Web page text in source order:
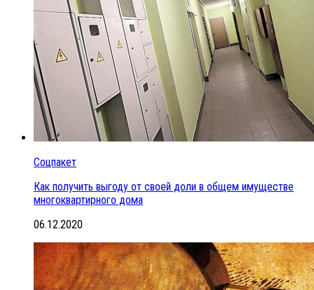
Соцпакет
Как получить выгоду от своей доли в общем имуществе
многоквартирного дома
06.12.2020